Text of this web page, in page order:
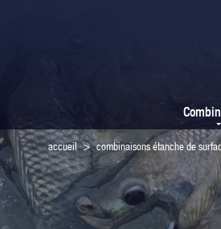
accueil > combinaisons étanche de